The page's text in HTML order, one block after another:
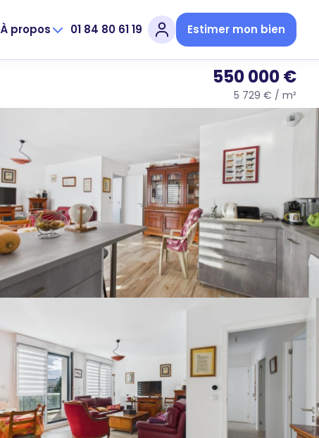
À propos 01 84 80 61 19 Estimer mon bien
550 000 €
5 729 € / m²